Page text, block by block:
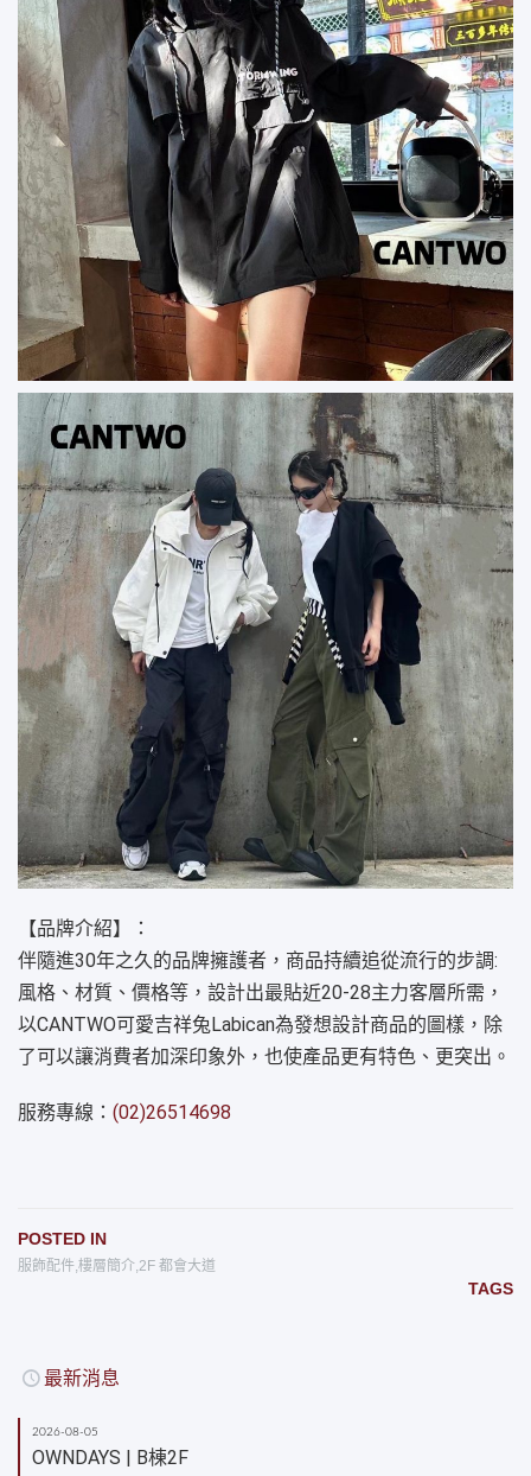
【品牌介紹】：
伴隨進30年之久的品牌擁護者，商品持續追從流行的步調:
風格、材質、價格等，設計出最貼近20-28主力客層所需，
以CANTWO可愛吉祥兔Labican為發想設計商品的圖樣，除
了可以讓消費者加深印象外，也使產品更有特色、更突出。
服務專線： (02)26514698
POSTED IN
服飾配件,樓層簡介,2F 都會大道
TAGS
最新消息
2026-08-05
OWNDAYS | B棟2F